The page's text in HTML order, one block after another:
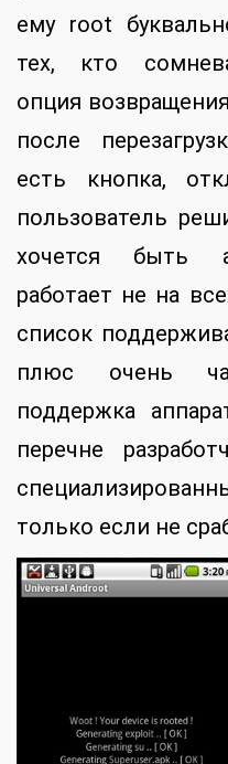
ему root
тех, кто
опция
после
есть кнопка,
пользователь
хочется быть
работает не на
список
плюс очень
поддержка
перечне
только если не